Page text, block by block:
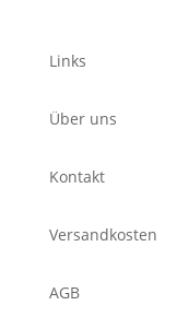
Links
Über uns
Kontakt
Versandkosten
AGB